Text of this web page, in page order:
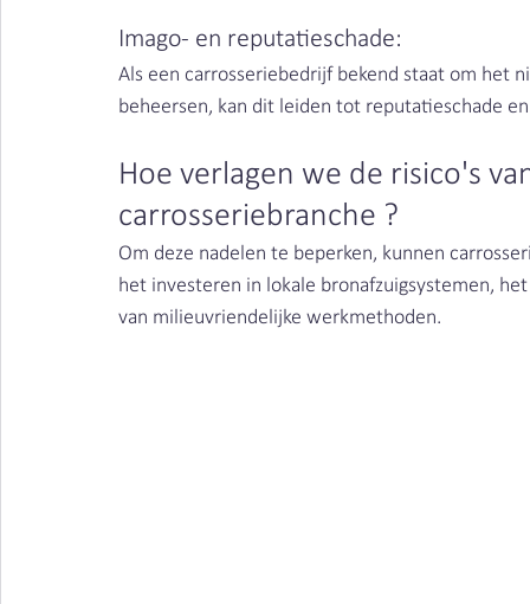
Imago- en reputatieschade:
Als een carrosseriebedrijf bekend staat om het
beheersen, kan dit leiden tot reputatieschade
Hoe verlagen we de risico's
carrosseriebranche ?
Om deze nadelen te beperken, kunnen
het investeren in lokale bronafzuigsystemen,
van milieuvriendelijke werkmethoden.